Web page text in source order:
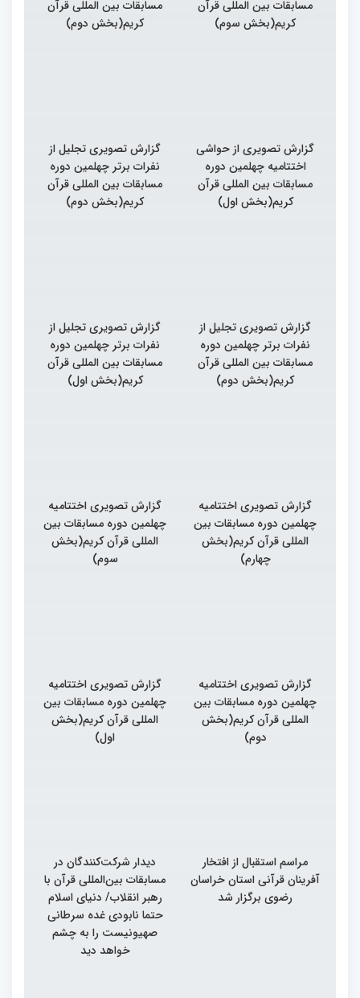
مسابقات بین المللی قرآن
کریم(بخش سوم)
مسابقات بین المللی قرآن
کریم(بخش دوم)
گزارش تصویری از حواشی
اختتامیه چهلمین دوره
مسابقات بین المللی قرآن
کریم(بخش اول)
گزارش تصویری تجلیل از
نفرات برتر چهلمین دوره
مسابقات بین المللی قرآن
کریم(بخش دوم)
گزارش تصویری تجلیل از
نفرات برتر چهلمین دوره
مسابقات بین المللی قرآن
کریم(بخش دوم)
گزارش تصویری تجلیل از
نفرات برتر چهلمین دوره
مسابقات بین المللی قرآن
کریم(بخش اول)
گزارش تصویری اختتامیه
چهلمین دوره مسابقات بین
المللی قرآن کریم(بخش
چهارم)
گزارش تصویری اختتامیه
چهلمین دوره مسابقات بین
المللی قرآن کریم(بخش
سوم)
گزارش تصویری اختتامیه
چهلمین دوره مسابقات بین
المللی قرآن کریم(بخش
دوم)
گزارش تصویری اختتامیه
چهلمین دوره مسابقات بین
المللی قرآن کریم(بخش
اول)
مراسم استقبال از افتخار
آفرینان قرآنی استان خراسان
رضوی برگزار شد
دیدار شرکت‌کنندگان در
مسابقات بین‌المللی قرآن با
رهبر انقلاب/ دنیای اسلام
حتما نابودی غده سرطانی
صهیونیست را به چشم
خواهد دید